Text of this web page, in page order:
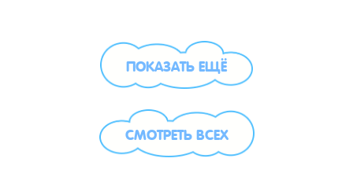
ПОКАЗАТЬ ЕЩЁ
СМОТРЕТЬ ВСЕХ